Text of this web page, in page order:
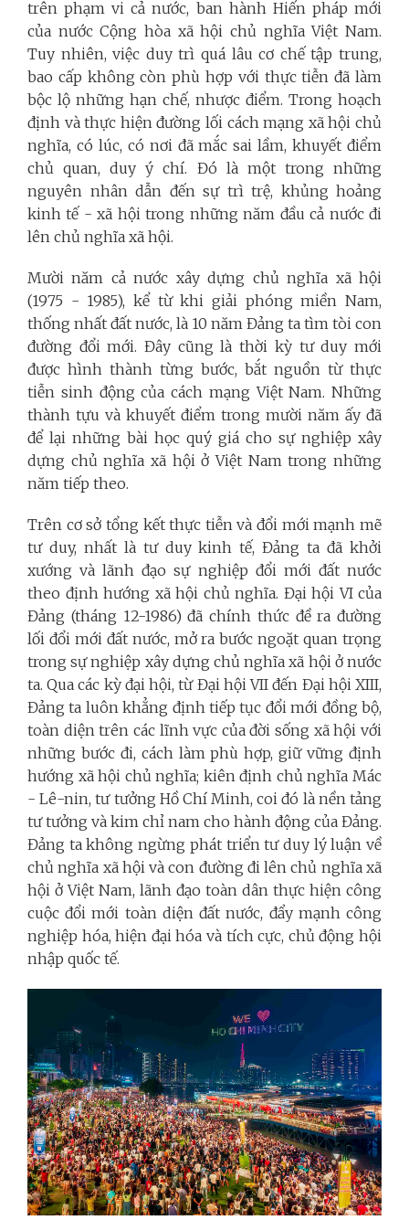
trên phạm vi cả nước, ban hành Hiến pháp mới
của nước Cộng hòa xã hội chủ nghĩa Việt Nam.
Tuy nhiên, việc duy trì quá lâu cơ chế tập trung,
bao cấp không còn phù hợp với thực tiễn đã làm
bộc lộ những hạn chế, nhược điểm. Trong hoạch
định và thực hiện đường lối cách mạng xã hội chủ
nghĩa, có lúc, có nơi đã mắc sai lầm, khuyết điểm
chủ quan, duy ý chí. Đó là một trong những
nguyên nhân dẫn đến sự trì trệ, khủng hoảng
kinh tế - xã hội trong những năm đầu cả nước đi
lên chủ nghĩa xã hội.
Mười năm cả nước xây dựng chủ nghĩa xã hội
(1975 - 1985), kể từ khi giải phóng miền Nam,
thống nhất đất nước, là 10 năm Đảng ta tìm tòi con
đường đổi mới. Đây cũng là thời kỳ tư duy mới
được hình thành từng bước, bắt nguồn từ thực
tiễn sinh động của cách mạng Việt Nam. Những
thành tựu và khuyết điểm trong mười năm ấy đã
để lại những bài học quý giá cho sự nghiệp xây
dựng chủ nghĩa xã hội ở Việt Nam trong những
năm tiếp theo.
Trên cơ sở tổng kết thực tiễn và đổi mới mạnh mẽ
tư duy, nhất là tư duy kinh tế, Đảng ta đã khởi
xướng và lãnh đạo sự nghiệp đổi mới đất nước
theo định hướng xã hội chủ nghĩa. Đại hội VI của
Đảng (tháng 12-1986) đã chính thức đề ra đường
lối đổi mới đất nước, mở ra bước ngoặt quan trọng
trong sự nghiệp xây dựng chủ nghĩa xã hội ở nước
ta. Qua các kỳ đại hội, từ Đại hội VII đến Đại hội XIII,
Đảng ta luôn khẳng định tiếp tục đổi mới đồng bộ,
toàn diện trên các lĩnh vực của đời sống xã hội với
những bước đi, cách làm phù hợp, giữ vững định
hướng xã hội chủ nghĩa; kiên định chủ nghĩa Mác
- Lê-nin, tư tưởng Hồ Chí Minh, coi đó là nền tảng
tư tưởng và kim chỉ nam cho hành động của Đảng.
Đảng ta không ngừng phát triển tư duy lý luận về
chủ nghĩa xã hội và con đường đi lên chủ nghĩa xã
hội ở Việt Nam, lãnh đạo toàn dân thực hiện công
cuộc đổi mới toàn diện đất nước, đẩy mạnh công
nghiệp hóa, hiện đại hóa và tích cực, chủ động hội
nhập quốc tế.